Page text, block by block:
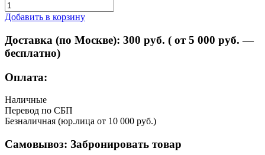
Добавить в корзину
Доставка (по Москве): 300 руб. ( от 5 000 руб. —
бесплатно)
Оплата:
Наличные
Перевод по СБП
Безналичная (юр.лица от 10 000 руб.)
Самовывоз: Забронировать товар